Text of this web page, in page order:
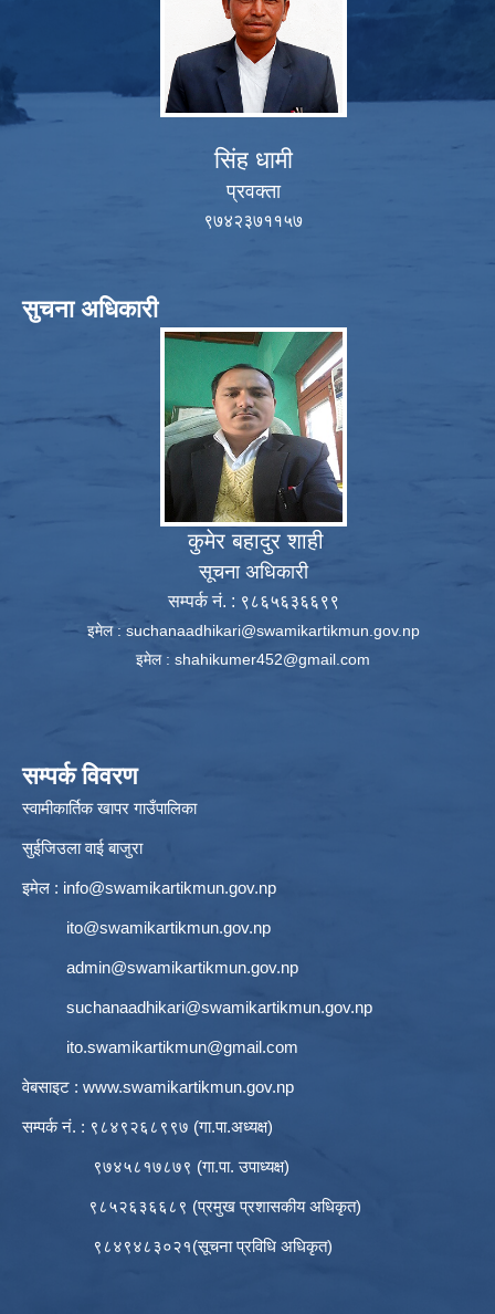
सिंह धामी
प्रवक्ता
९७४२३७११५७
सुचना अधिकारी
कुमेर बहादुर शाही
सूचना अधिकारी
सम्पर्क नं. : ९८६५६३६६९९
इमेल : suchanaadhikari@swamikartikmun.gov.np
इमेल : shahikumer452@gmail.com
सम्पर्क विवरण
स्वामीकार्तिक खापर गाउँपालिका
सुईजिउला वाई बाजुरा
इमेल : info@swamikartikmun.gov.np
ito@swamikartikmun.gov.np
admin@swamikartikmun.gov.np
suchanaadhikari@swamikartikmun.gov.np
ito.swamikartikmun@gmail.com
वेबसाइट : www.swamikartikmun.gov.np
सम्पर्क नं. : ९८४९२६८९९७ (गा.पा.अध्यक्ष)
९७४५८१७८७९ (गा.पा. उपाध्यक्ष)
९८५२६३६६८९ (प्रमुख प्रशासकीय अधिकृत)
९८४९४८३०२१(सूचना प्रविधि अधिकृत)